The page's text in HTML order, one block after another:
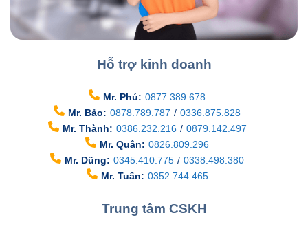
Hỗ trợ kinh doanh
Mr. Phú: 0877.389.678
Mr. Bảo: 0878.789.787 / 0336.875.828
Mr. Thành: 0386.232.216 / 0879.142.497
Mr. Quân: 0826.809.296
Mr. Dũng: 0345.410.775 / 0338.498.380
Mr. Tuấn: 0352.744.465
Trung tâm CSKH